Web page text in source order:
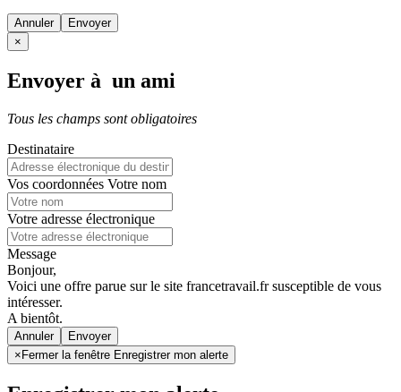
Annuler
×
Envoyer à un ami
Tous les champs sont obligatoires
Destinataire
Vos coordonnées Votre nom
Votre adresse électronique
Message
Bonjour,
Voici une offre parue sur le site francetravail.fr susceptible de vous
intéresser.
A bientôt.
Annuler
× Fermer la fenêtre Enregistrer mon alerte